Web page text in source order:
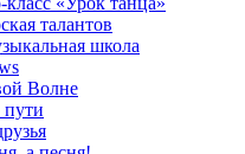
талантов
школа
Волне
пути